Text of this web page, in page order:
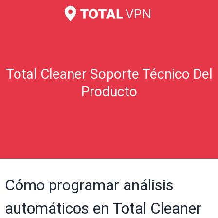
Total Cleaner Soporte Técnico Del
Producto
Cómo programar análisis
automáticos en Total Cleaner